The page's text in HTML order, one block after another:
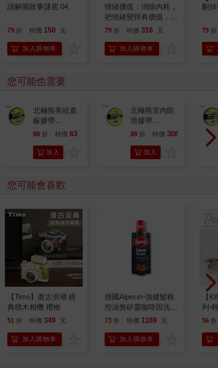
請解開故事謎底 04
79 折 特價 150 元
加入購物車
情緒價值：消除內耗，
把情緒變得有價值，跟
誰都能自在相處
79 折 特價 316 元
加入購物車
刪
79 折
您可能也需要
北極熊美紋遮
蔽膠帶
18mm×30y藍
88 折 特價 63
加入
北極熊室內防
滑膠帶
48mm×5M透
88 折 特價 308
加入
您可能會喜歡
【Timo】復古浪潮 經
典積木相機 禮物
51 折 特價 349 元
加入購物車
德國Alpecin-強健髮根
控油無矽靈咖啡因洗髮
凝露375ml/瓶-C1強健
調理頭皮洗髮液/0矽靈
滋潤洗頭髮水/一般髮
73 折 特價 1169 元
加入購物車
【
列-
平
56 折